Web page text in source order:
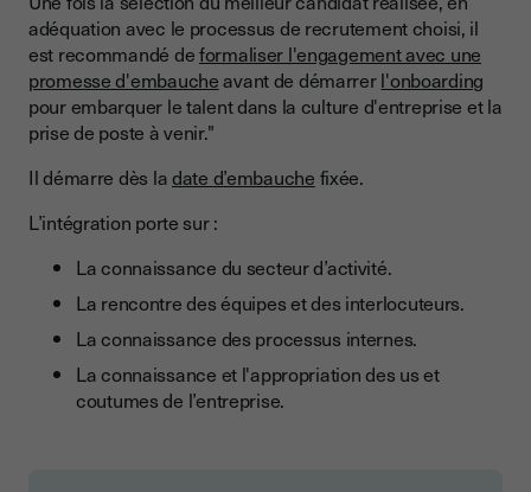
adéquation avec le processus de recrutement choisi, il
est recommandé deformaliser l'engagement avec une
promesse d'embaucheavant de démarrerl'onboarding
pour embarquer le talent dans la culture d'entreprise et la
prise de poste à venir."
Il démarre dès ladate d’embauche fixée.
L’intégration porte sur :
La connaissance du secteur d’activité.
La rencontre des équipes et des interlocuteurs.
La connaissance des processus internes.
La connaissance et l'appropriation des us et
coutumes de l’entreprise.